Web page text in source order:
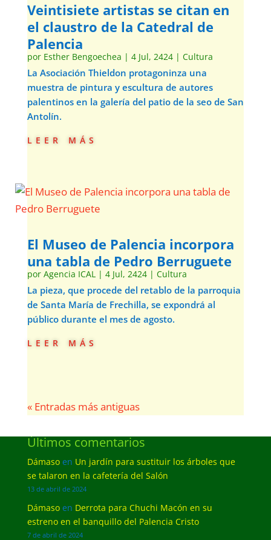
Veintisiete artistas se citan en
el claustro de la Catedral de
Palencia
por Esther Bengoechea | 4 Jul, 2424| Cultura
La Asociación Thieldon protagoninza una
muestra de pintura y escultura de autores
palentinos en la galería del patio de la seo de San
Antolín.
leer más
El Museo de Palencia incorpora
una tabla de Pedro Berruguete
por Agencia ICAL| 4 Jul, 2424| Cultura
La pieza, que procede del retablo de la parroquia
de Santa María de Frechilla, se expondrá al
público durante el mes de agosto.
leer más
« Entradas más antiguas
Últimos comentarios
Dámasoen Un jardín para sustituir los árboles que
se talaron en la cafetería del Salón
13 de abril de 2024
Dámasoen Derrota para Chuchi Macón en su
estreno en el banquillo del Palencia Cristo
7 de abril de 2024